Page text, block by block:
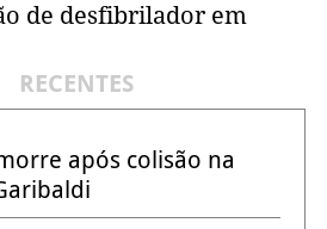
de desfibrilador em
RECENTES
após colisão na